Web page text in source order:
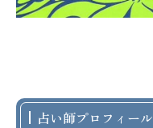
占い師プロフィール